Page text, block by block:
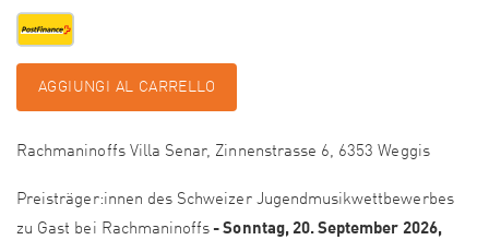
AGGIUNGI AL CARRELLO
Rachmaninoffs Villa Senar, Zinnenstrasse 6, 6353 Weggis
Preisträger:innen des Schweizer Jugendmusikwettbewerbes
zu Gast bei Rachmaninoffs - Sonntag, 20. September 2026,